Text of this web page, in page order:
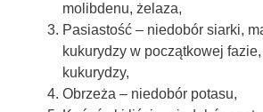
molibdenu, żelaza,
Pasiastość – niedobór siarki,
kukurydzy w początkowej
kukurydzy,
Obrzeża – niedobór potasu,